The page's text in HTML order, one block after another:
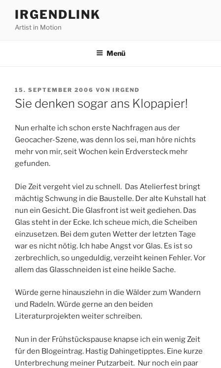
Inhalt
springen
IRGENDLINK
Artist in Motion
Menü
VERÖFFENTLICHT
AM
15. SEPTEMBER 2006 VON IRGEND
Sie denken sogar ans Klopapier!
Nun erhalte ich schon erste Nachfragen aus der
Geocacher-Szene, was denn los sei, man höre nichts
mehr von mir, seit Wochen kein Erdversteck mehr
gefunden.
Die Zeit vergeht viel zu schnell. Das Atelierfest bringt
mächtig Schwung in die Baustelle. Der alte Kuhstall hat
nun ein Gesicht. Die Glasfront ist weit gediehen. Das
Glas steht in der Ecke. Ich scheue mich, die Scheiben
einzusetzen. Bei dem guten Wetter der letzten Tage
war es nicht nötig. Ich habe Angst vor Glas. Es ist so
zerbrechlich, so ungeduldig, verzeiht keinen Fehler. Vor
allem das Glasschneiden ist eine heikle Sache.
Würde gerne hinausziehn in die Wälder zum Wandern
und Radeln. Würde gerne an den beiden
Literaturprojekten weiter schreiben.
Nun in der Frühstückspause knapse ich ein wenig Zeit
für den Blogeintrag. Hastig Dahingetipptes. Eine kurze
Unterbrechung meiner Putzarbeit. Nur noch ein paar